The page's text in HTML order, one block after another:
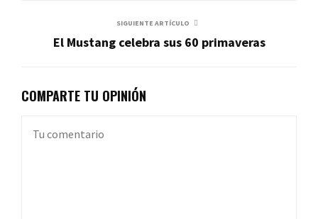
SIGUIENTE ARTÍCULO
El Mustang celebra sus 60 primaveras
COMPARTE TU OPINIÓN